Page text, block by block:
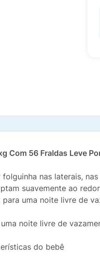
Com 56 Fraldas Leve
nas laterais,
suavemente ao
uma noite livre de
noite livre de
do bebê